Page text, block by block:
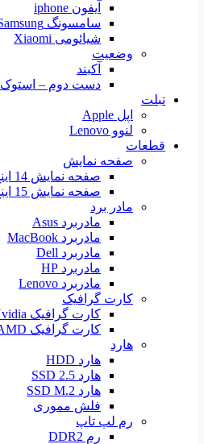
آیفون iphone
سامسونگ Samsung
شیائومی Xiaomi
وضعیت
آکبند
دست دوم – استوک
تبلت
اپل Apple
لنوو Lenovo
قطعات
صفحه نمایش
صفحه نمایش 14 اینچ
صفحه نمایش 15 اینج
مادر برد
مادربرد Asus
مادربرد MacBook
مادربرد Dell
مادربرد HP
مادربرد Lenovo
کارت گرافیک
کارت گرافیک Nvidia
کارت گرافیک AMD
هارد
هارد HDD
هارد SSD 2.5
هارد SSD M.2
فلش مموری
رم لپ تاپ
رم DDR2